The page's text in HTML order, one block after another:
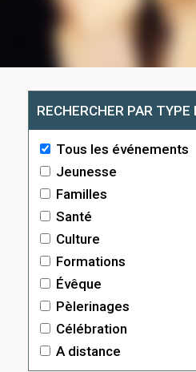
RECHERCHER PAR
Tous les événements
Jeunesse
Familles
Santé
Culture
Formations
Évêque
Pèlerinages
Célébration
A distance